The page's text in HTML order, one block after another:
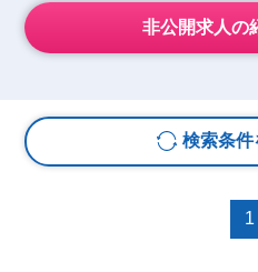
非公開求人の
検索条件
1